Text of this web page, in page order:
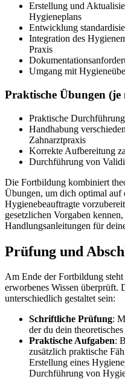
Erstellung und
Hygieneplans
Entwicklung
Integration des
Praxis
Umgang mit
Praktische Übungen
Praktische
Handhabung
Zahnarztpraxis
Korrekte Aufbereitung
Durchführung von
Die Fortbildung kombiniert
Übungen, um dich optimal auf
Hygienebeauftragte
gesetzlichen Vorgaben
Handlungsanleitungen für
Prüfung und
Am Ende der Fortbildung
erworbenes Wissen überprüft.
unterschiedlich gestaltet sein:
Schriftliche Prüfung:
der du dein
Praktische Aufgaben:
zusätzlich praktische
Erstellung eines
Durchführung von